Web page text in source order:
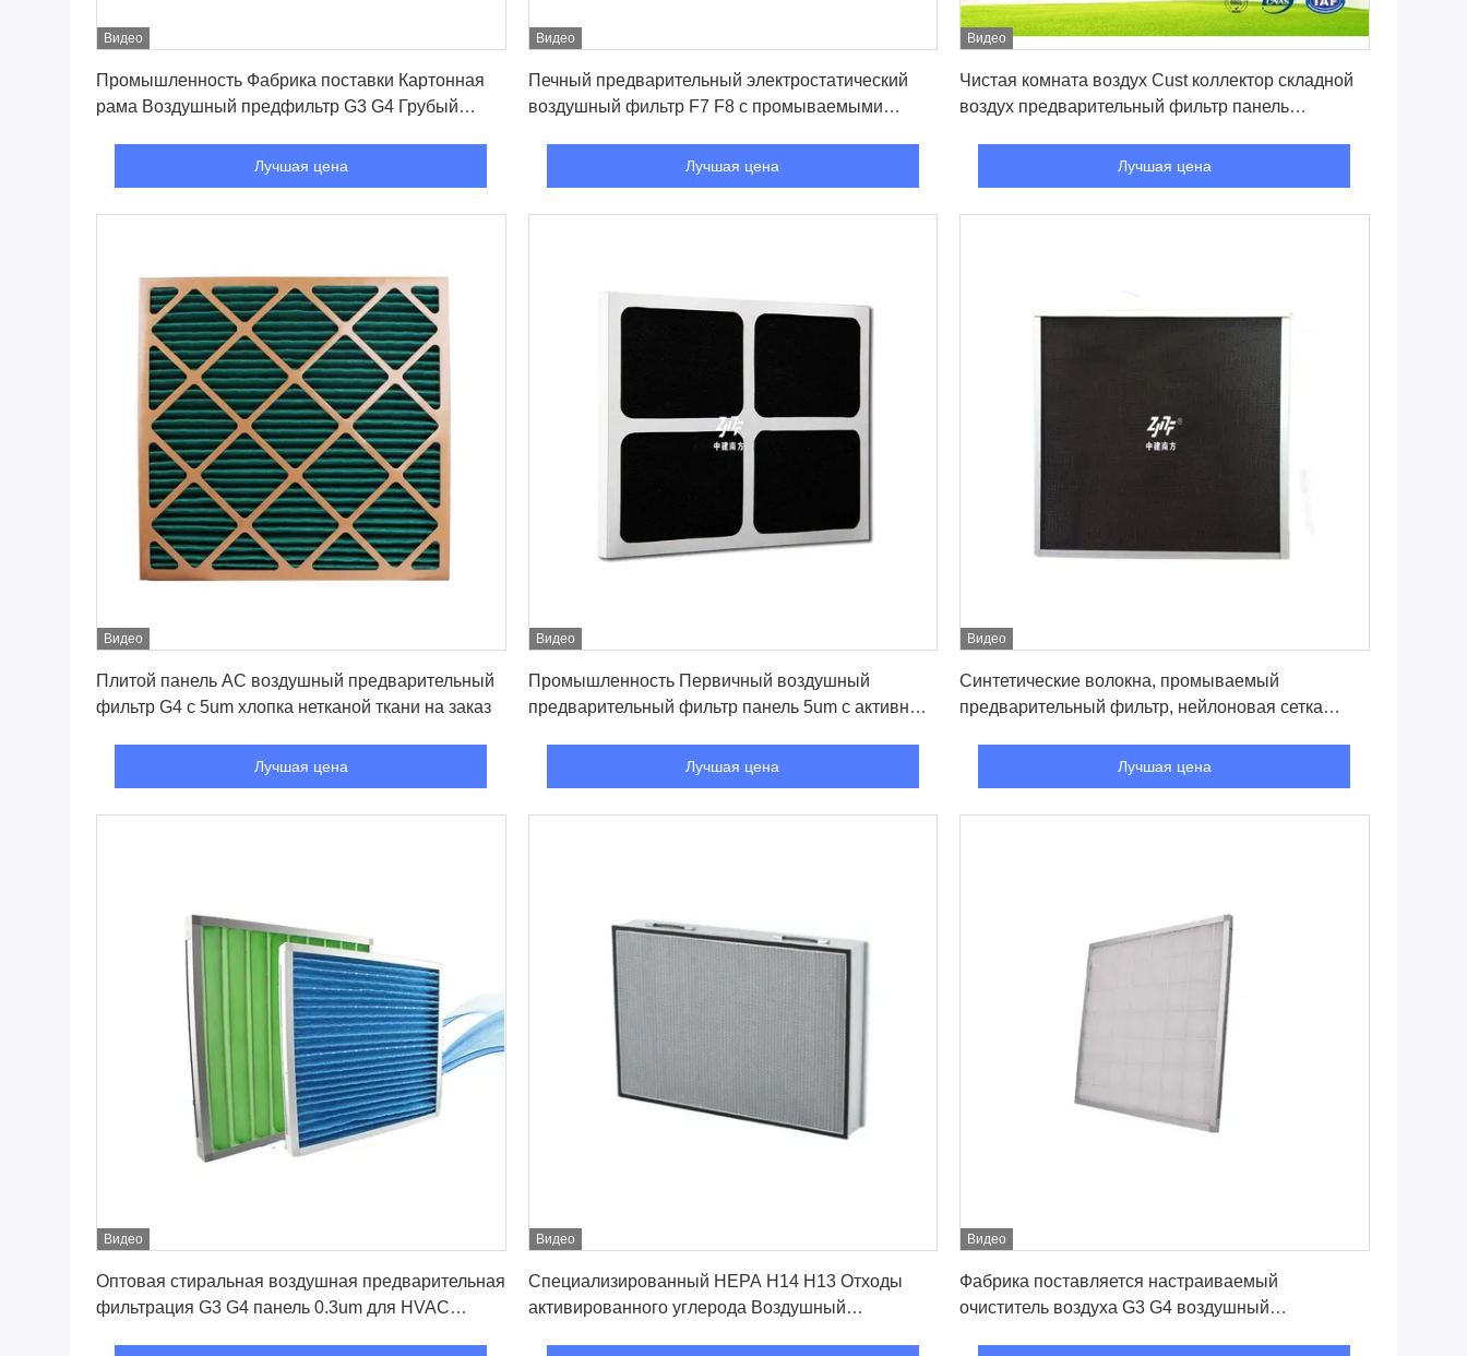
Видео
Промышленность Фабрика поставки Картонная
рама Воздушный предфильтр G3 G4 Грубый
Лучшая цена
Видео
Печный предварительный электростатический
воздушный фильтр F7 F8 с промываемыми
Лучшая цена
Видео
Чистая комната воздух Cust коллектор складной
воздух предварительный фильтр панель
G3 G4 Для очистителя воздуха
Лучшая цена
Видео
Плитой панель AC воздушный предварительный
фильтр G4 с 5um хлопка нетканой ткани на заказ
Лучшая цена
Видео
Промышленность Первичный воздушный
предварительный фильтр панель 5um с активным
Лучшая цена
Видео
Синтетические волокна, промываемый
предварительный фильтр, нейлоновая сетка
Лучшая цена
Видео
Оптовая стиральная воздушная предварительная
фильтрация G3 G4 панель 0.3um для HVAC
Видео
Специализированный HEPA H14 H13 Отходы
активированного углерода Воздушный
Видео
Фабрика поставляется настраиваемый
очиститель воздуха G3 G4 воздушный